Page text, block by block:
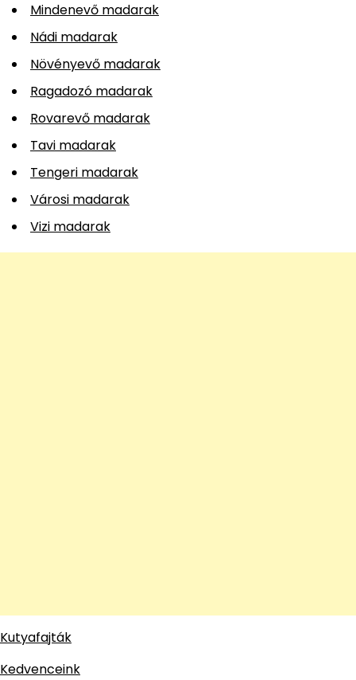
Mindenevő madarak
Nádi madarak
Növényevő madarak
Ragadozó madarak
Rovarevő madarak
Tavi madarak
Tengeri madarak
Városi madarak
Vizi madarak
Kutyafajták
Kedvenceink